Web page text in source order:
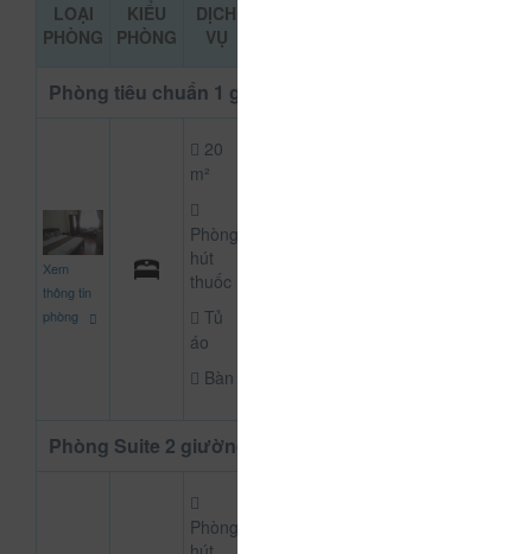
LOẠI
PHÒNG
KIỂU
PHÒNG
DỊCH
VỤ
Phòng tiêu chuẩn 1 giường đôi
Xem
thông tin
phòng
20
m²
Phòng
hút
thuốc
Tủ
áo
Bàn
Phòng Suite 2 giường
Phòng